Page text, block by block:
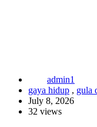
admin1
gaya hidup , gula
July 8, 2026
32 views